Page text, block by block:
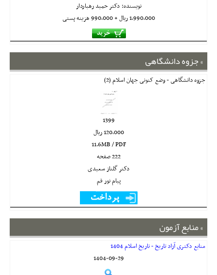
نویسنده: دکتر حمید رهباردار
1,990,000 ريال + 990,000 هزینه پستی
جزوه دانشگاهی
جزوه دانشگاهی - وضع کنونی جهان اسلام (2)
1399
120,000 ريال
11.6MB / PDF
222 صفحه
دکتر گلناز سعیدی
پیام نور قم
منابع آزمون
منابع دکتری آزاد تاریخ - تاریخ اسلام 1404
1404-09-29